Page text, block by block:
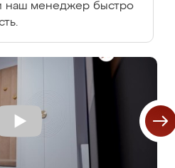
наш менеджер быстро